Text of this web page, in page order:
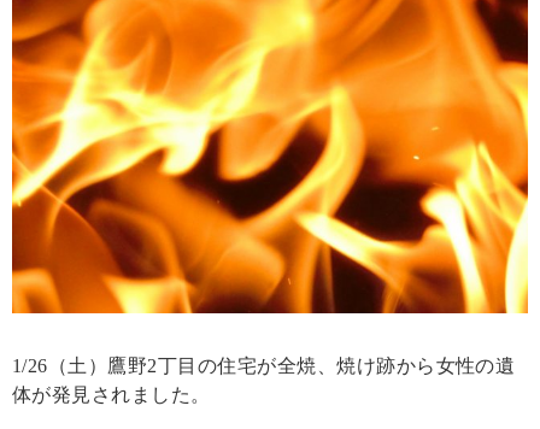
1/26（土）鷹野2丁目の住宅が全焼、焼け跡から女性の遺
体が発見されました。